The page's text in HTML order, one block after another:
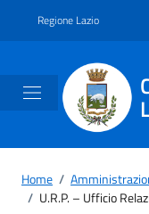
Regione Lazio
Home /
/ U.R.P. – Ufficio